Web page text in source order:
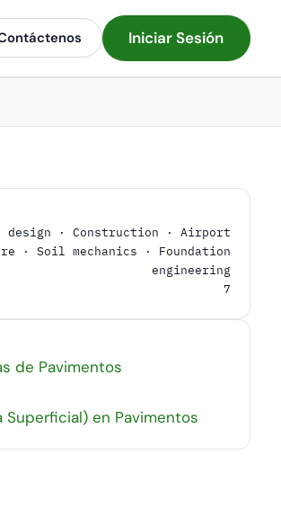
Iniciar Sesión
design · Construction · Airport
· Soil mechanics · Foundation
engineering
7
de Pavimentos
Superficial) en Pavimentos